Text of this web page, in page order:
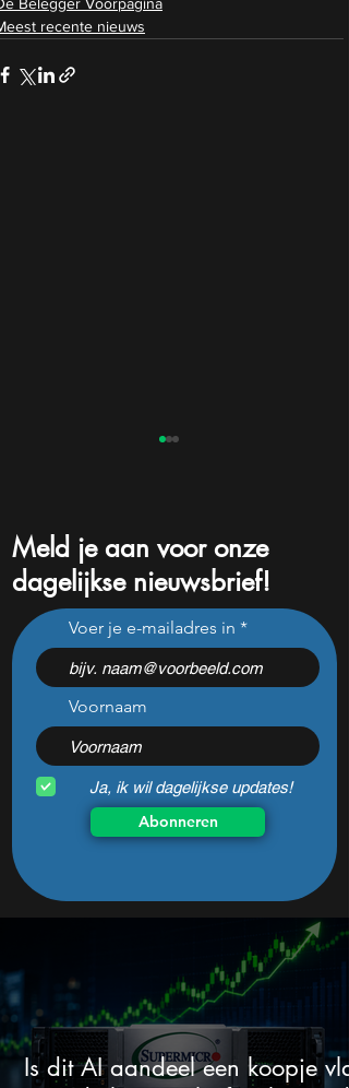
recente nieuws
Dit aandeel betaalt 5%
dividend. Ik koop nog
steeds bij
Meld je aan voor onze
dagelijkse nieuwsbrief!
Voer je e-mailadres in
Voornaam
Ja, ik wil dagelijkse updates!
Abonneren
Is dit AI aandeel een koopje